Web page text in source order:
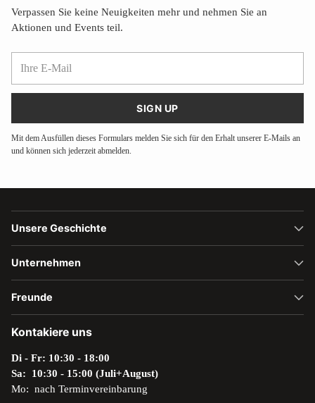
Verpassen Sie keine Neuigkeiten mehr und nehmen Sie an
Aktionen und Events teil.
SIGN UP
Mit dem Ausfüllen dieses Formulars melden Sie sich für den Erhalt unserer E-Mails an
und können sich jederzeit abmelden.
Unsere Geschichte
Unternehmen
Freunde
Kontakiere uns
Di - Fr: 10:30 - 18:00
Sa: 10:30 - 15:00 (Juli+August)
Mo: nach Terminvereinbarung